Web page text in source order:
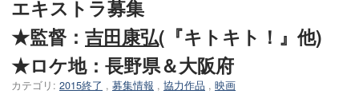
エキストラ募集
★監督： 吉田康弘(『キトキト！』他)
★ロケ地：長野県＆大阪府
カテゴリ: 2015終了 , 募集情報 , 協力作品 , 映画